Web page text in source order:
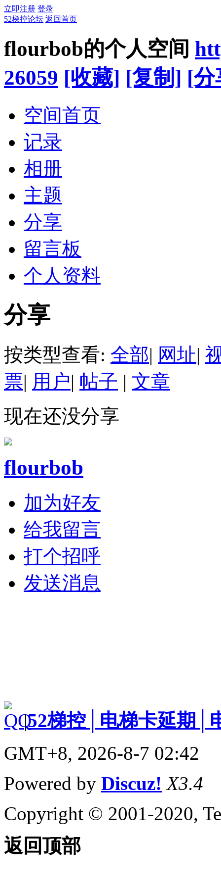
立即注册 登录
52梯控论坛 返回首页
flourbob的个人空间
26059 [收藏] [复制] [分
空间首页
记录
相册
主题
分享
留言板
个人资料
分享
按类型查看: 全部| 网址|
票| 用户| 帖子 | 文章
现在还没分享
flourbob
加为好友
给我留言
打个招呼
发送消息
|52梯控│电梯卡延期│
GMT+8, 2026-8-7 02:42
Powered by Discuz! X3.4
Copyright © 2001-2020,
返回顶部